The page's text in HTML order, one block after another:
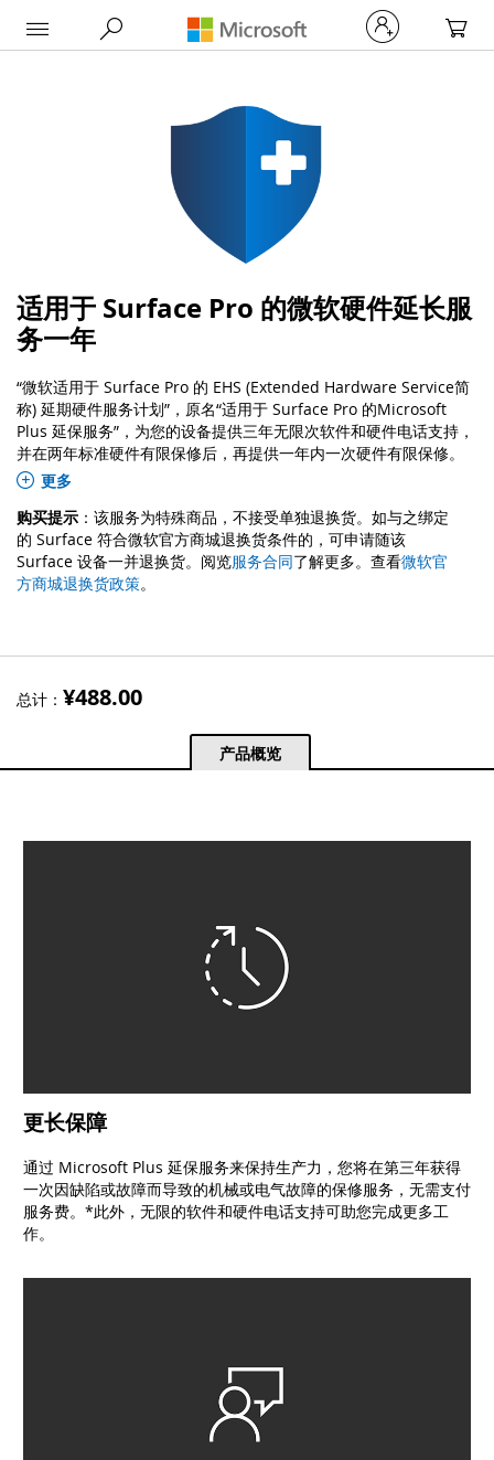
My
适用于 Surface Pro 的微软硬件延长服
务一年
“微软适用于 Surface Pro 的 EHS (Extended Hardware Service简
称) 延期硬件服务计划”，原名“适用于 Surface Pro 的Microsoft
Plus 延保服务”，为您的设备提供三年无限次软件和硬件电话支持，
并在两年标准硬件有限保修后，再提供一年内一次硬件有限保修。
该服务计划不支持单独购买；请前往
和您需要购买的 Surface 设备一并加入购物车。
更多
购买提示 ：该服务为特殊商品，不接受单独退换货。如与之绑定
的 Surface 符合微软官方商城退换货条件的，可申请随该
Surface 设备一并退换货。阅览服务合同了解更多。查看微软官
方商城退换货政策。
总计： ¥488.00
产品概览
更长保障
通过 Microsoft Plus 延保服务来保持生产力，您将在第三年获得
一次因缺陷或故障而导致的机械或电气故障的保修服务，无需支付
服务费。*此外，无限的软件和硬件电话支持可助您完成更多工
作。